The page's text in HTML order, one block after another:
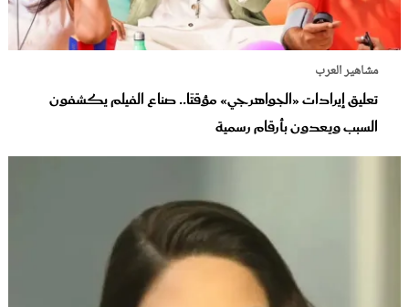
مشاهير العرب
تعليق إيرادات «الجواهرجي» مؤقتًا.. صناع الفيلم يكشفون
السبب ويعدون بأرقام رسمية